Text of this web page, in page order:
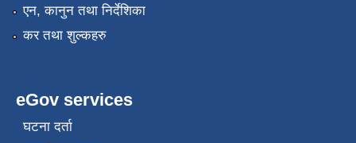
एन, कानुन तथा निर्देशिका
कर तथा शुल्कहरु
eGov services
घटना दर्ता